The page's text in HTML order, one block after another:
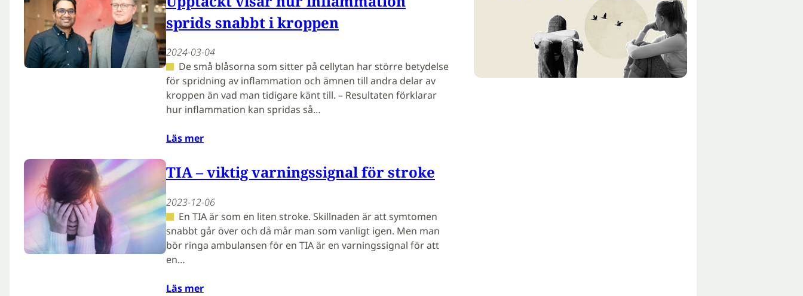
sprids snabbt i kroppen
2024-03-04
De små blåsorna som sitter på cellytan har större betydelse
för spridning av inflammation och ämnen till andra delar av
kroppen än vad man tidigare känt till. – Resultaten förklarar
hur inflammation kan spridas så…
Läs mer
TIA – viktig varningssignal för stroke
2023-12-06
En TIA är som en liten stroke. Skillnaden är att symtomen
snabbt går över och då mår man som vanligt igen. Men man
bör ringa ambulansen för en TIA är en varningssignal för att
en…
Läs mer